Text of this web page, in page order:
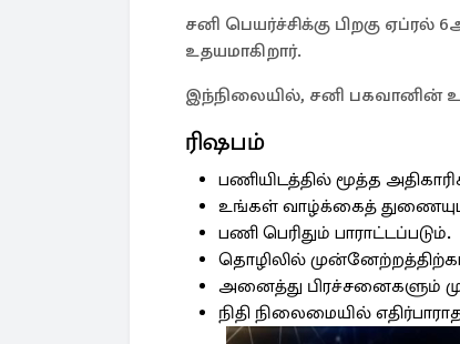
சனி பெயர்ச்சிக்கு பிறகு ஏப்ரல்
உதயமாகிறார்.
இந்நிலையில், சனி பகவானின்
ரிஷபம்
பணியிடத்தில் மூத்த
உங்கள் வாழ்க்கைத்
பணி பெரிதும் பாராட்டப்படும்.
தொழிலில்
அனைத்து பிரச்சனைகளும்
நிதி நிலைமையில்